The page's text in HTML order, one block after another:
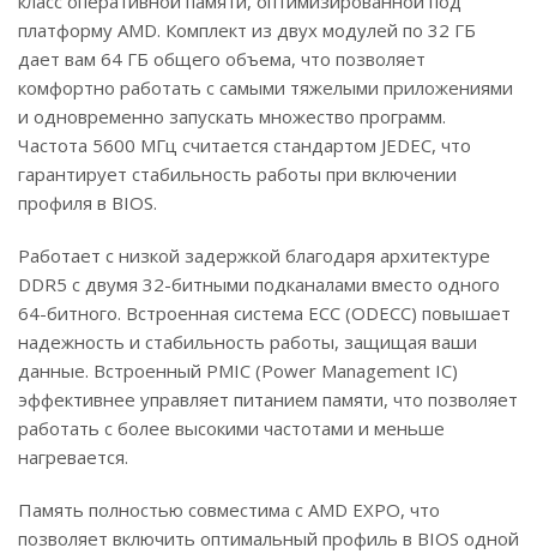
платформу AMD. Комплект из двух модулей по 32 ГБ
дает вам 64 ГБ общего объема, что позволяет
комфортно работать с самыми тяжелыми приложениями
и одновременно запускать множество программ.
Частота 5600 МГц считается стандартом JEDEC, что
гарантирует стабильность работы при включении
профиля в BIOS.
Работает с низкой задержкой благодаря архитектуре
DDR5 с двумя 32-битными подканалами вместо одного
64-битного. Встроенная система ECC (ODECC) повышает
надежность и стабильность работы, защищая ваши
данные. Встроенный PMIC (Power Management IC)
эффективнее управляет питанием памяти, что позволяет
работать с более высокими частотами и меньше
нагревается.
Память полностью совместима с AMD EXPO, что
позволяет включить оптимальный профиль в BIOS одной